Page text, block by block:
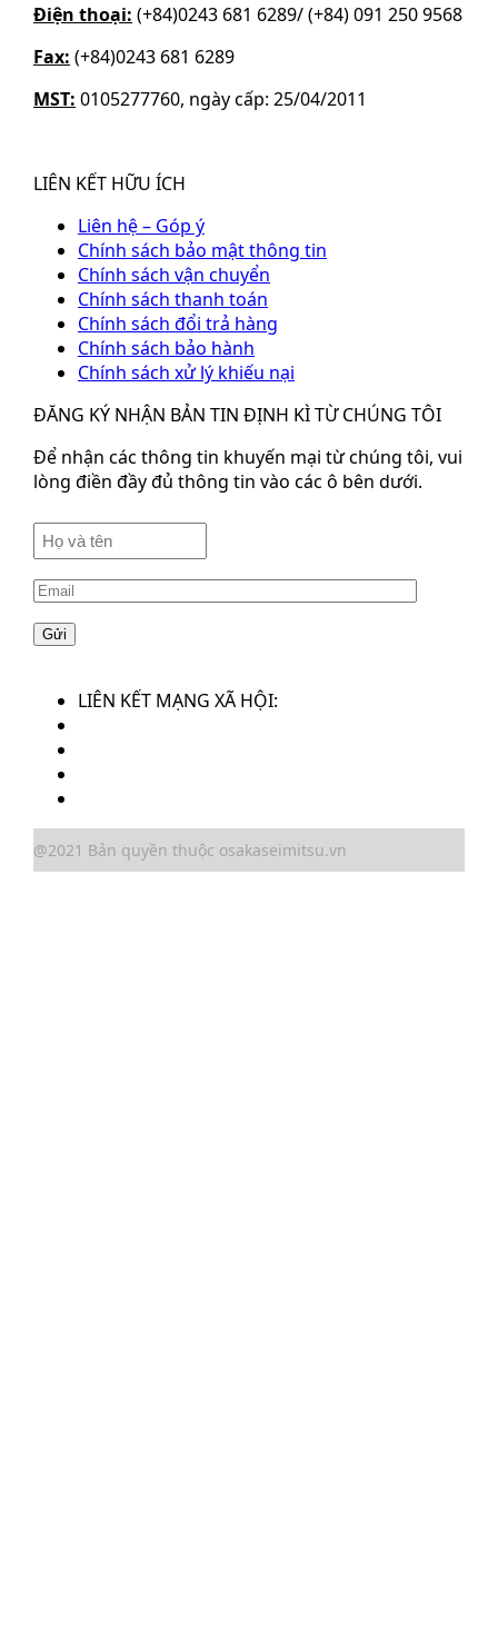
Điện thoại: (+84)0243 681 6289/ (+84) 091 250 9568
Fax: (+84)0243 681 6289
MST: 0105277760, ngày cấp: 25/04/2011
LIÊN KẾT HỮU ÍCH
Liên hệ – Góp ý
Chính sách bảo mật thông tin
Chính sách vận chuyển
Chính sách thanh toán
Chính sách đổi trả hàng
Chính sách bảo hành
Chính sách xử lý khiếu nại
ĐĂNG KÝ NHẬN BẢN TIN ĐỊNH KÌ TỪ CHÚNG TÔI
Để nhận các thông tin khuyến mại từ chúng tôi, vui
lòng điền đầy đủ thông tin vào các ô bên dưới.
LIÊN KẾT MẠNG XÃ HỘI:
@2021 Bản quyền thuộc osakaseimitsu.vn